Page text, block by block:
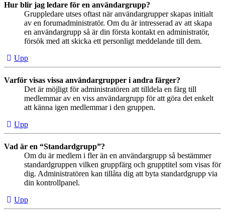
Hur blir jag ledare för en användargrupp?
Gruppledare utses oftast när användargrupper skapas initialt
av en forumadministratör. Om du är intresserad av att skapa
en användargrupp så är din första kontakt en administratör,
försök med att skicka ett personligt meddelande till dem.
Upp
Varför visas vissa användargrupper i andra färger?
Det är möjligt för administratören att tilldela en färg till
medlemmar av en viss användargrupp för att göra det enkelt
att känna igen medlemmar i den gruppen.
Upp
Vad är en “Standardgrupp”?
Om du är medlem i fler än en användargrupp så bestämmer
standardgruppen vilken gruppfärg och grupptitel som visas för
dig. Administratören kan tillåta dig att byta standardgrupp via
din kontrollpanel.
Upp